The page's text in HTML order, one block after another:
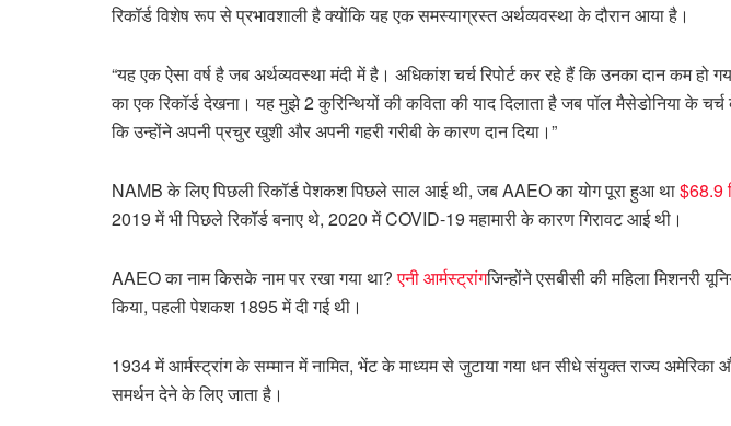
रिकॉर्ड विशेष रूप से प्रभावशाली है क्योंकि यह एक समस्याग्रस्त अर्थव्यवस्था के दौरान आया है।
“यह एक ऐसा वर्ष है जब अर्थव्यवस्था मंदी में है। अधिकांश चर्च रिपोर्ट कर रहे हैं कि उनका दान कम
का एक रिकॉर्ड देखना। यह मुझे 2 कुरिन्थियों की कविता की याद दिलाता है जब पॉल मैसेडोनिया के
कि उन्होंने अपनी प्रचुर खुशी और अपनी गहरी गरीबी के कारण दान दिया।”
NAMB के लिए पिछली रिकॉर्ड पेशकश पिछले साल आई थी, जब AAEO का योग पूरा हुआ था$68.9
2019 में भी पिछले रिकॉर्ड बनाए थे, 2020 में COVID-19 महामारी के कारण गिरावट आई थी।
AAEO का नाम किसके नाम पर रखा गया था?एनी आर्मस्ट्रांगजिन्होंने एसबीसी की महिला मिशनरी
किया, पहली पेशकश 1895 में दी गई थी।
1934 में आर्मस्ट्रांग के सम्मान में नामित, भेंट के माध्यम से जुटाया गया धन सीधे संयुक्त राज्य अमेरिका
समर्थन देने के लिए जाता है।